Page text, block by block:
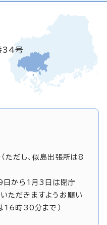
34号
だし、似島出張所は8
日から1月3日は閉庁
ただきますようお願い
16時30分まで）